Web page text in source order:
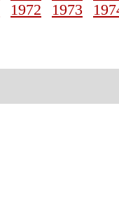
1972 1973